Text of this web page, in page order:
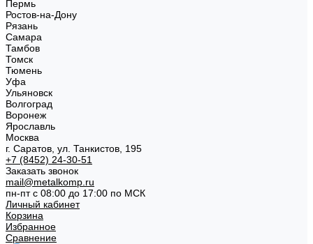
Пермь
Ростов-на-Дону
Рязань
Самара
Тамбов
Томск
Тюмень
Уфа
Ульяновск
Волгоград
Воронеж
Ярославль
Москва
г. Саратов, ул. Танкистов, 195
+7 (8452) 24-30-51
Заказать звонок
mail@metalkomp.ru
пн-пт с 08:00 до 17:00 по МСК
Личный кабинет
Корзина
Избранное
Сравнение